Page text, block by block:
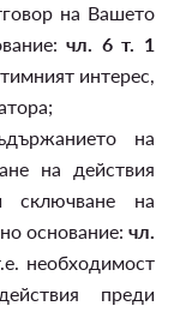
на Вашето
чл. 6 т. 1
интерес,
на
на действия
на
основание: чл.
необходимост
преди